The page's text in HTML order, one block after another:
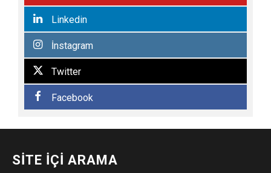
Linkedin
İnstagram
Twitter
Facebook
SITE İÇI ARAMA